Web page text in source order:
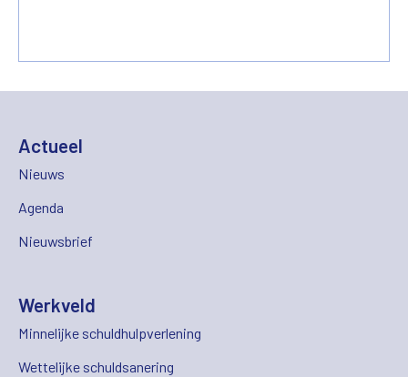
Actueel
Nieuws
Agenda
Nieuwsbrief
Werkveld
Minnelijke schuldhulpverlening
Wettelijke schuldsanering